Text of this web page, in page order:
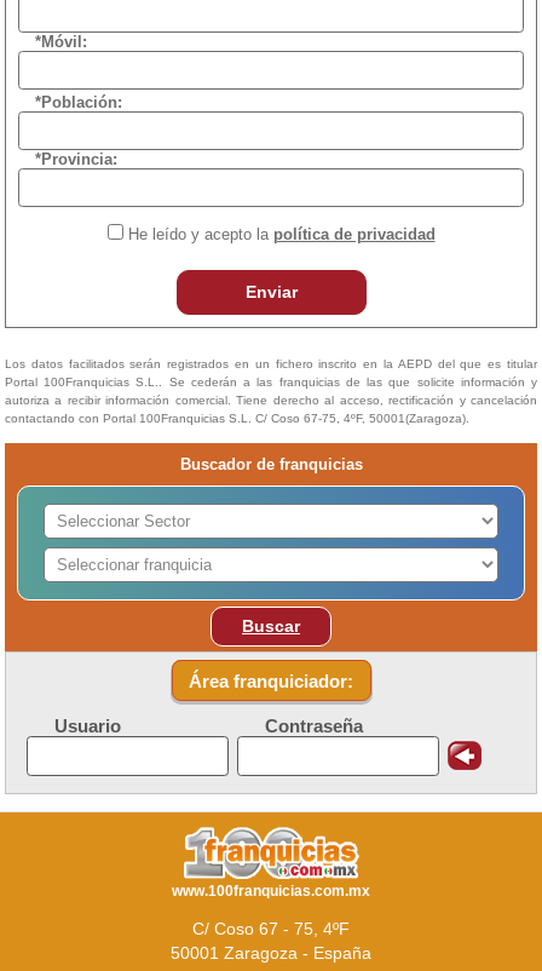
*Móvil:
*Población:
*Provincia:
He leído y acepto la política de privacidad
Enviar
Los datos facilitados serán registrados en un fichero inscrito en la AEPD del que es titular
Portal 100Franquicias S.L.. Se cederán a las franquicias de las que solicite información y
autoriza a recibir información comercial. Tiene derecho al acceso, rectificación y cancelación
contactando con Portal 100Franquicias S.L. C/ Coso 67-75, 4ºF, 50001(Zaragoza).
Buscador de franquicias
Buscar
Área franquiciador:
Usuario Contraseña
www.100franquicias.com.mx
C/ Coso 67 - 75, 4ºF
50001 Zaragoza - España